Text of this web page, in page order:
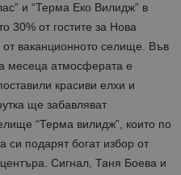
и “Терма Еко Вилидж” в
30% от гостите за Нова
ваканционното селище. Във
месеца атмосферата е
красиви елхи и
ще забавляват
“Терма вилидж”, които по
си подарят богат избор от
Сигнал, Таня Боева и